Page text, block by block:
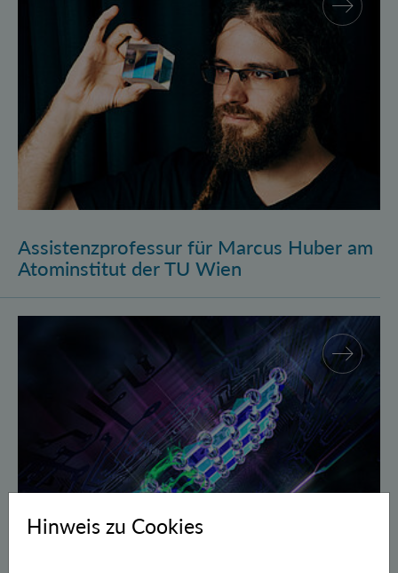
Assistenzprofessur für Marcus Huber am
Atominstitut der TU Wien
Gegen Fehler geschützte Quantenbits verschränkt
Hinweis zu Cookies